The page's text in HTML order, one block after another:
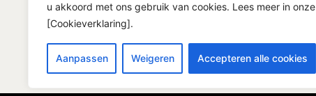
u akkoord met ons gebruik van cookies. Lees meer in onze
[Cookieverklaring].
Aanpassen Weigeren Accepteren alle cookies